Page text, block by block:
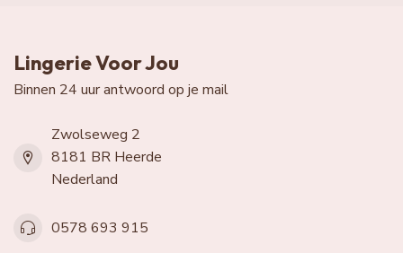
Lingerie Voor Jou
Binnen 24 uur antwoord op je mail
Zwolseweg 2
8181 BR Heerde
Nederland
0578 693 915